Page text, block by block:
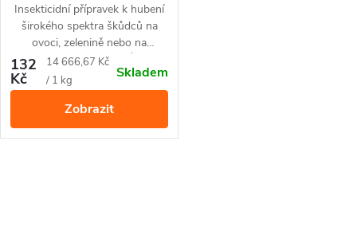
zeleniny a okrasných rostlin
Insekticidní přípravek k hubení
širokého spektra škůdců na
ovoci, zelenině nebo na
okrasných rostlinách. Účinný
proti mandelinkám, mšicím,
obaleči jablečnému, molicím,
vlnatce krvavé a dřepčíkům.
132
Kč
Měrná
cena:
14 666,67 Kč
/ 1 kg
Skladem
Zobrazit